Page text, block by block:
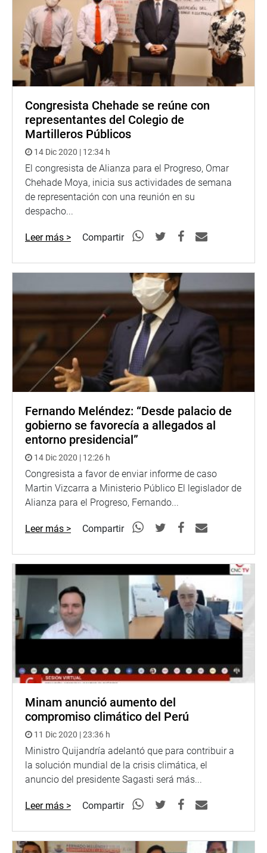
Congresista Chehade se reúne con
representantes del Colegio de
Martilleros Públicos
14 Dic 2020 | 12:34 h
El congresista de Alianza para el Progreso, Omar
Chehade Moya, inicia sus actividades de semana
de representación con una reunión en su
despacho...
Leer más > Compartir
Fernando Meléndez: “Desde palacio de
gobierno se favorecía a allegados al
entorno presidencial”
14 Dic 2020 | 12:26 h
Congresista a favor de enviar informe de caso
Martin Vizcarra a Ministerio Público El legislador de
Alianza para el Progreso, Fernando...
Leer más > Compartir
Minam anunció aumento del
compromiso climático del Perú
11 Dic 2020 | 23:36 h
Ministro Quijandría adelantó que para contribuir a
la solución mundial de la crisis climática, el
anuncio del presidente Sagasti será más...
Leer más > Compartir